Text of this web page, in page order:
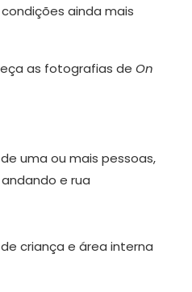
ainda mais
as fotografias de On